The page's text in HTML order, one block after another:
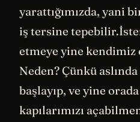
yarattığımızda, yani
iş tersine
etmeye yine
Neden? Çünkü
başlayıp, ve yine
kapılarımızı